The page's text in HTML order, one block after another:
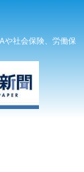
や社会保険、労働保